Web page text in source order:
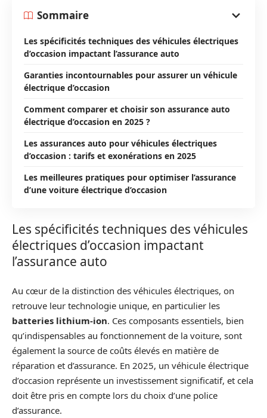
Sommaire
Les spécificités techniques des véhicules électriques
d’occasion impactant l’assurance auto
Garanties incontournables pour assurer un véhicule
électrique d’occasion
Comment comparer et choisir son assurance auto
électrique d’occasion en 2025 ?
Les assurances auto pour véhicules électriques
d’occasion : tarifs et exonérations en 2025
Les meilleures pratiques pour optimiser l’assurance
d’une voiture électrique d’occasion
Les spécificités techniques des véhicules
électriques d’occasion impactant
l’assurance auto
Au cœur de la distinction des véhicules électriques, on
retrouve leur technologie unique, en particulier les
batteries lithium-ion. Ces composants essentiels, bien
qu’indispensables au fonctionnement de la voiture, sont
également la source de coûts élevés en matière de
réparation et d’assurance. En 2025, un véhicule électrique
d’occasion représente un investissement significatif, et cela
doit être pris en compte lors du choix d’une police
d’assurance.